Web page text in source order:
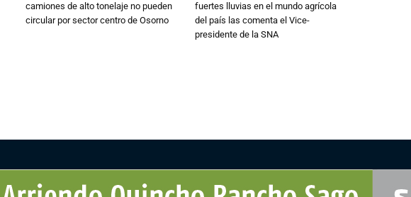
camiones de alto tonelaje no pueden
circular por sector centro de Osorno
fuertes lluvias en el mundo agrícola
del país las comenta el Vice-
presidente de la SNA